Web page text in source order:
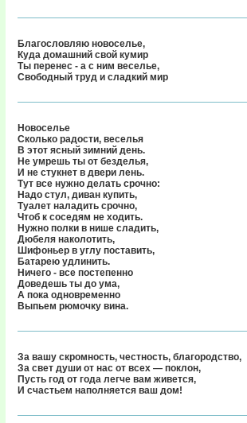
Благословляю новоселье,
Куда домашний свой кумир
Ты перенес - а с ним веселье,
Свободный труд и сладкий мир
Новоселье
Сколько радости, веселья
В этот ясный зимний день.
Не умрешь ты от безделья,
И не стукнет в двери лень.
Тут все нужно делать срочно:
Надо стул, диван купить,
Туалет наладить срочно,
Чтоб к соседям не ходить.
Нужно полки в нише сладить,
Дюбеля наколотить,
Шифоньер в углу поставить,
Батарею удлинить.
Ничего - все постепенно
Доведешь ты до ума,
А пока одновременно
Выпьем рюмочку вина.
За вашу скромность, честность, благородство,
За свет души от нас от всех — поклон,
Пусть год от года легче вам живется,
И счастьем наполняется ваш дом!